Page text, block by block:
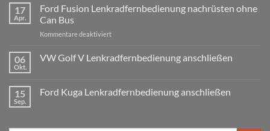
Radio
Tausch
1
DIN
DIN
Passat
was
benötigt
17
Apr.
Ford Fusion Lenkradfernbedienung nachrüsten ohne
Can Bus
Kommentare deaktiviertfür
Fusion
Lenkradfernbedienung
Can
06
Okt.
VW Golf V Lenkradfernbedienung anschließen
VW
15
Sep.
Ford Kuga Lenkradfernbedienung anschließen
Ford